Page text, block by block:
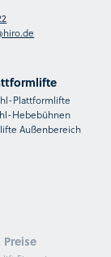
Plattformlifte
Hebebühnen
Außenbereich
Preise